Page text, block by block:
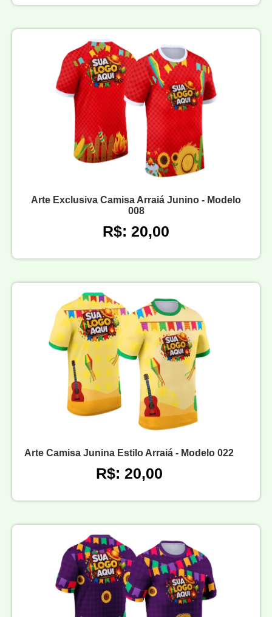
Arte Exclusiva Camisa Arraiá Junino - Modelo
008
R$: 20,00
Arte Camisa Junina Estilo Arraiá - Modelo 022
R$: 20,00